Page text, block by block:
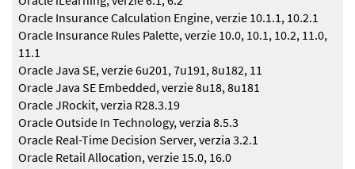
Oracle Insurance Calculation Engine, verzie 10.1.1, 10.2.1
Oracle Insurance Rules Palette, verzie 10.0, 10.1, 10.2, 11.0,
11.1
Oracle Java SE, verzie 6u201, 7u191, 8u182, 11
Oracle Java SE Embedded, verzie 8u18, 8u181
Oracle JRockit, verzia R28.3.19
Oracle Outside In Technology, verzia 8.5.3
Oracle Real-Time Decision Server, verzia 3.2.1
Oracle Retail Allocation, verzie 15.0, 16.0